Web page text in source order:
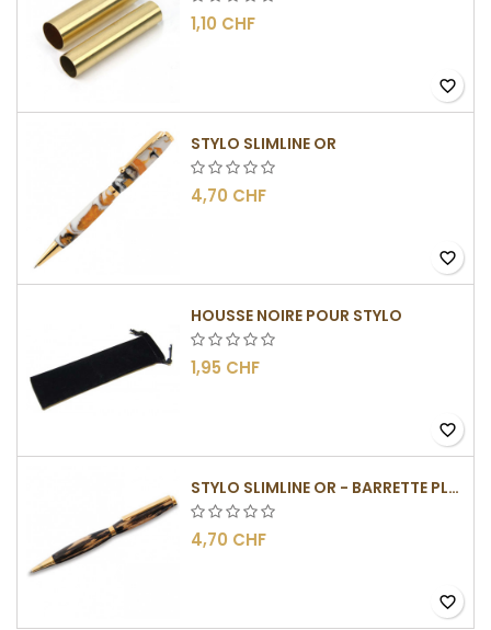
1,10 CHF
favorite_border
STYLO SLIMLINE OR
4,70 CHF
favorite_border
HOUSSE NOIRE POUR STYLO
1,95 CHF
favorite_border
STYLO SLIMLINE OR - BARRETTE PLATE
4,70 CHF
favorite_border